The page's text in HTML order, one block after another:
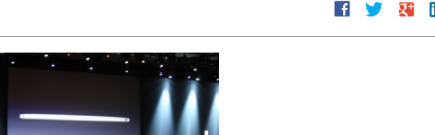
facebook twitter google